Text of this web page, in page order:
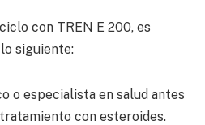
con TREN E 200, es
siguiente:
o especialista en salud antes
con esteroides.